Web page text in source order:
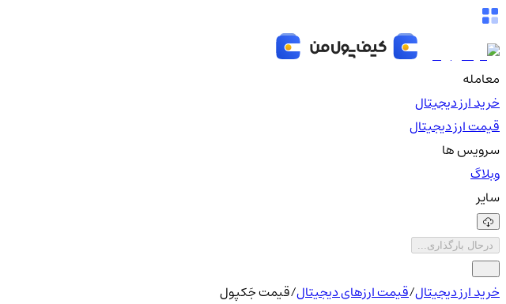
معامله
خرید ارز دیجیتال
قیمت ارز دیجیتال
سرویس ها
وبلاگ
سایر
درحال بارگذاری...
خرید ارز دیجیتال/قیمت ارزهای دیجیتال/قیمت جَکپول